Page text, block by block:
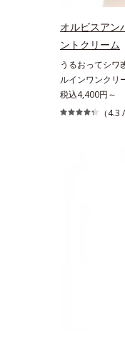
が叶うシリー
リと透明感を。
の生成を抑え、
ュを除く）*2
の保湿力*3 年
うるおいによる
*6 乾燥による
マツヨイグサ
層のすみずみ
を与える保湿
オルビスアン
ントクリーム
うるおってシワ
ルインワンクリ
も⾃然体で美し
添うブランドで
作りのサポー
ァイタルトリ
バー ヴァイタ
品で、化粧水
容液、乳液・
クの6役を担い
シン(*4)による
成分コラーゲン
徹底サポート
税込4,400円～
（4.3 /